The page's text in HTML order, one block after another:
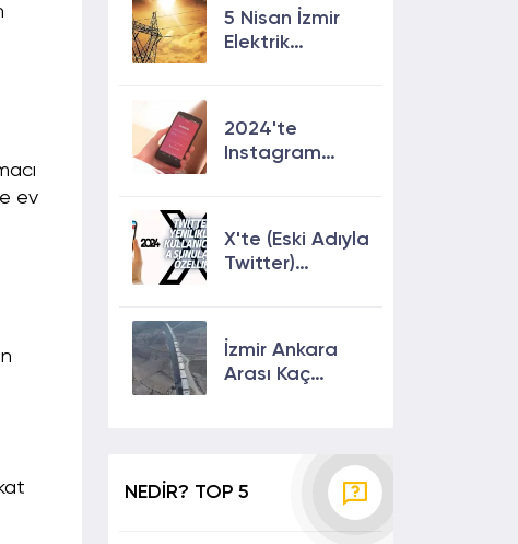
ev
5 Nisan İzmir
Elektrik
2024'te
Instagram
Etkili Yolları!
X'te (Eski Adıyla
Twitter)
Sunulan Son
Özellikler 2024
İzmir Ankara
Arası Kaç
NEDİR? TOP 5